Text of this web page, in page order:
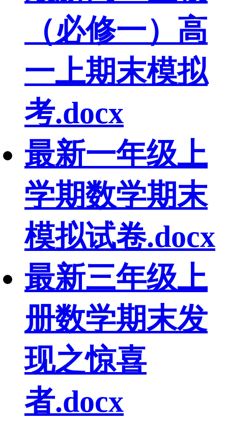
（必修一）高
一上期末模拟
考.docx
最新一年级上
学期数学期末
模拟试卷.docx
最新三年级上
册数学期末发
现之惊喜
者.docx